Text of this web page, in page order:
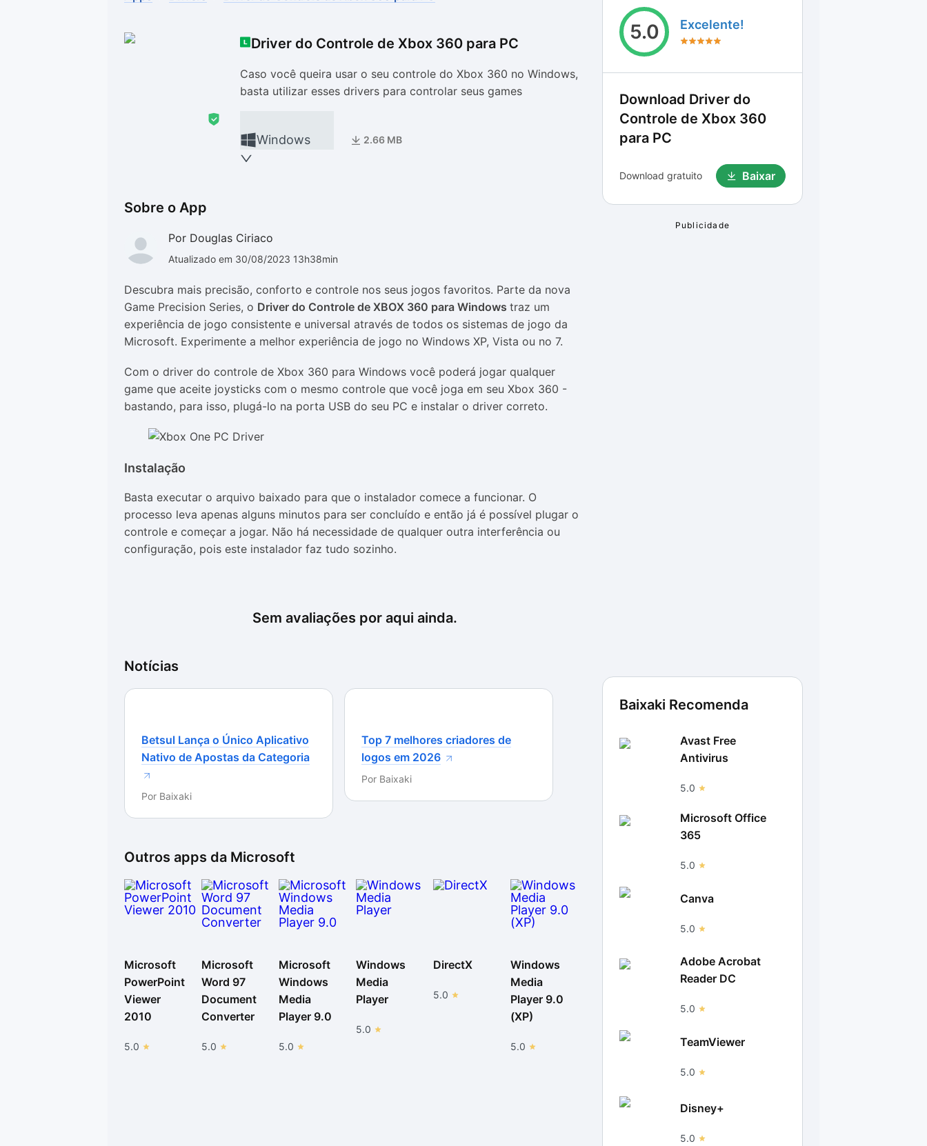
Driver do Controle de Xbox 360 para PC
Caso você queira usar o seu controle do Xbox 360 no Windows,
basta utilizar esses drivers para controlar seus games
Windows 2.66 MB
Sobre o App
Por Douglas Ciriaco
Atualizado em 30/08/2023 13h38min
Descubra mais precisão, conforto e controle nos seus jogos favoritos. Parte da nova
Game Precision Series, o Driver do Controle de XBOX 360 para Windows traz um
experiência de jogo consistente e universal através de todos os sistemas de jogo da
Microsoft. Experimente a melhor experiência de jogo no Windows XP, Vista ou no 7.
Com o driver do controle de Xbox 360 para Windows você poderá jogar qualquer
game que aceite joysticks com o mesmo controle que você joga em seu Xbox 360 -
bastando, para isso, plugá-lo na porta USB do seu PC e instalar o driver correto.
Instalação
Basta executar o arquivo baixado para que o instalador comece a funcionar. O
processo leva apenas alguns minutos para ser concluído e então já é possível plugar o
controle e começar a jogar. Não há necessidade de qualquer outra interferência ou
configuração, pois este instalador faz tudo sozinho.
Sem avaliações por aqui ainda.
Notícias
Betsul Lança o Único Aplicativo
Nativo de Apostas da Categoria
Por Baixaki
Top 7 melhores criadores de
logos em 2026
Por Baixaki
Outros apps da Microsoft
Microsoft
PowerPoint
Viewer
2010
5.0
Microsoft
Word 97
Document
Converter
5.0
Microsoft
Windows
Media
Player 9.0
5.0
Windows
Media
Player
5.0
DirectX
5.0
Windows
Media
Player 9.0
(XP)
5.0
5.0 Excelente!
Download Driver do
Controle de Xbox 360
para PC
Download gratuito Baixar
Baixaki Recomenda
Avast Free
Antivirus
5.0
Microsoft Office
365
5.0
Canva
5.0
Adobe Acrobat
Reader DC
5.0
TeamViewer
5.0
Disney+
5.0